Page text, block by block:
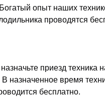
опыт наших
проводятся
приезд техника
время
бесплатно.